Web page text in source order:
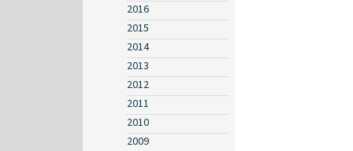
2016
2015
2014
2013
2012
2011
2010
2009